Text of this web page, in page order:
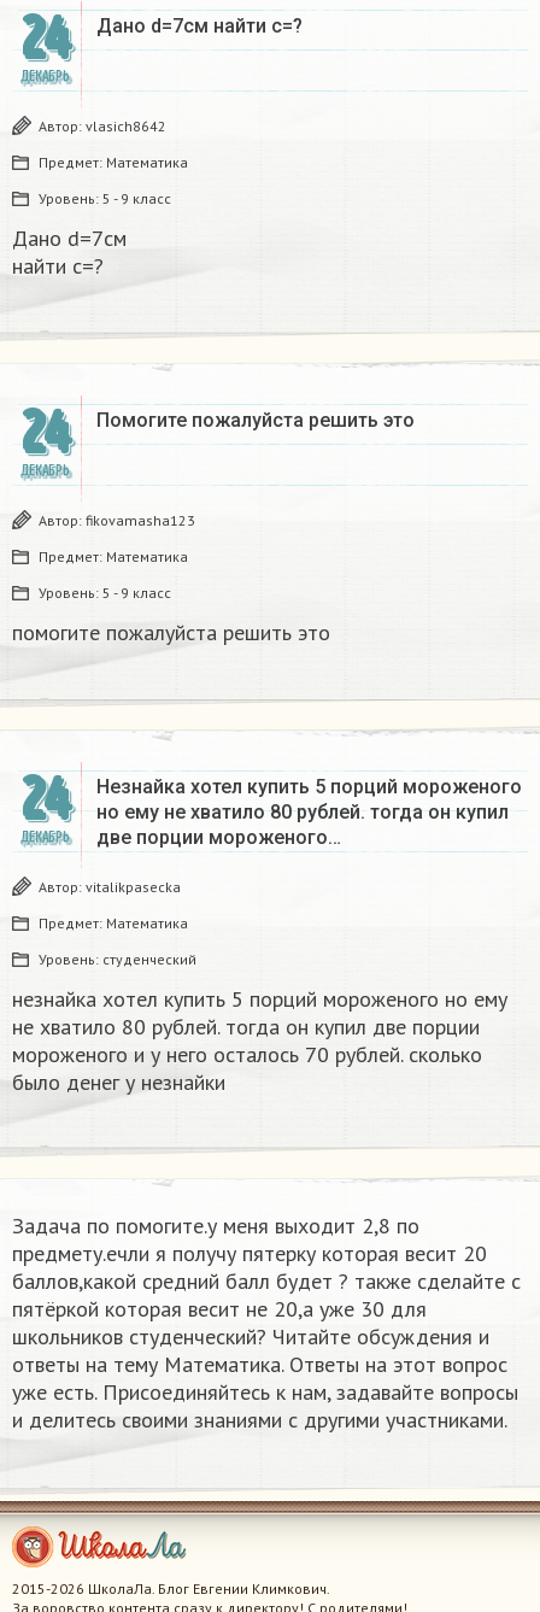
24
ДЕКАБРЬ
Дано d=7см найти с=?​
Автор: vlasich8642
Предмет: Математика
Уровень: 5 - 9 класс
Дано d=7см
найти с=?​
24
ДЕКАБРЬ
Помогите пожалуйста решить это
Автор: fikovamasha123
Предмет: Математика
Уровень: 5 - 9 класс
помогите пожалуйста решить это
24
ДЕКАБРЬ
Незнайка хотел купить 5 порций мороженого
но ему не хватило 80 рублей. тогда он купил
две порции мороженого…
Автор: vitalikpasecka
Предмет: Математика
Уровень: студенческий
незнайка хотел купить 5 порций мороженого но ему
не хватило 80 рублей. тогда он купил две порции
мороженого и у него осталось 70 рублей. сколько
было денег у незнайки
Задача по помогите.у меня выходит 2,8 по
предмету.ечли я получу пятерку которая весит 20
баллов,какой средний балл будет ? также сделайте с
пятёркой которая весит не 20,а уже 30​ для
школьников студенческий? Читайте обсуждения и
ответы на тему Математика. Ответы на этот вопрос
уже есть. Присоединяйтесь к нам, задавайте вопросы
и делитесь своими знаниями с другими участниками.
2015-2026 ШколаЛа. Блог Евгении Климкович.
За воровство контента сразу к директору! С родителями!